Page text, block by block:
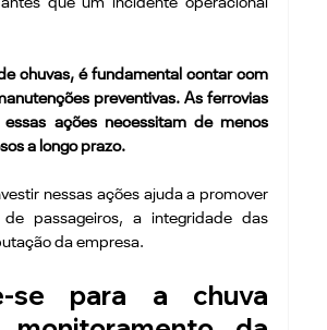
chuvas, é fundamental contar com
preventivas. As ferrovias
ações necessitam de menos
a longo prazo.
nessas ações ajuda a promover
passageiros, a integridade das
da empresa.
se para a chuva